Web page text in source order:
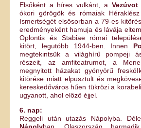
Elsőként a híres vulkánt, a Vezúvot
ókori görögök és rómaiak
Ismertségét elsősorban a 79-es
eredményeként hamuja és lávája
Oplontis és Stabiae római
kitört, legutóbb 1944-ben. Innen
megtekintsük a világhírű pompeji
részeit, az amfiteatrumot, a
megnyitott házakat gyönyörű
kitörése miatt elpusztult és
kereskedőváros hűen tükrözi a
ugyanott, ahol előző éjjel.
6. nap:
Reggeli után utazás Nápolyba.
Nápolyban, Olaszország